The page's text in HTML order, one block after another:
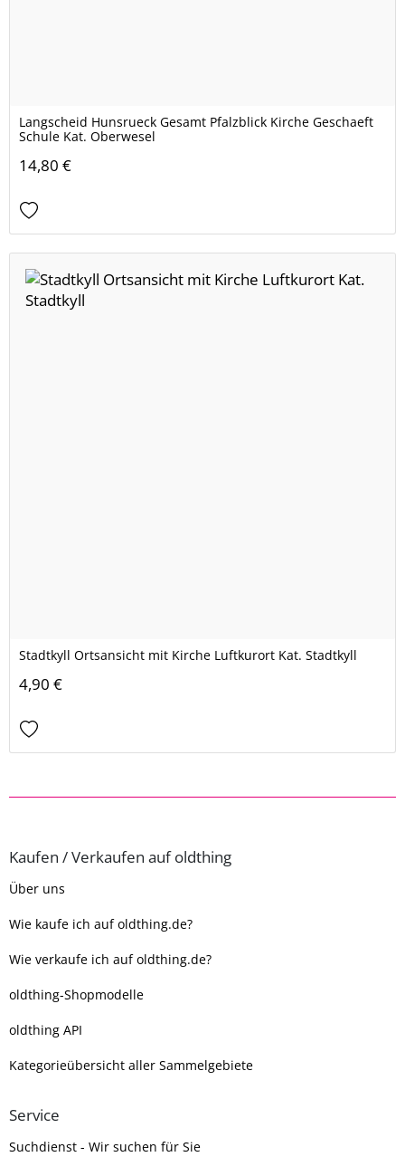
Langscheid Hunsrueck Gesamt Pfalzblick Kirche Geschaeft
Schule Kat. Oberwesel
14,80 €
Stadtkyll Ortsansicht mit Kirche Luftkurort Kat. Stadtkyll
4,90 €
Kaufen / Verkaufen auf oldthing
Über uns
Wie kaufe ich auf oldthing.de?
Wie verkaufe ich auf oldthing.de?
oldthing-Shopmodelle
oldthing API
Kategorieübersicht aller Sammelgebiete
Service
Suchdienst - Wir suchen für Sie